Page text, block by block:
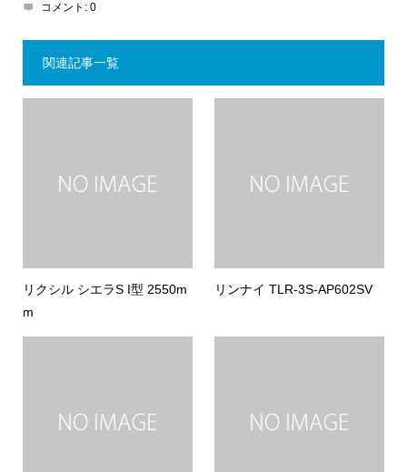
コメント: 0
関連記事一覧
リクシル シエラS I型 2550m
m
リンナイ TLR-3S-AP602SV